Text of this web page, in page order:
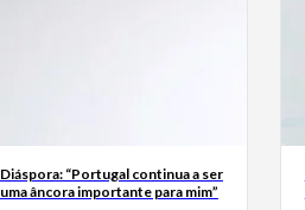
Diáspora: “Portugal continua a ser
uma âncora importante para mim”